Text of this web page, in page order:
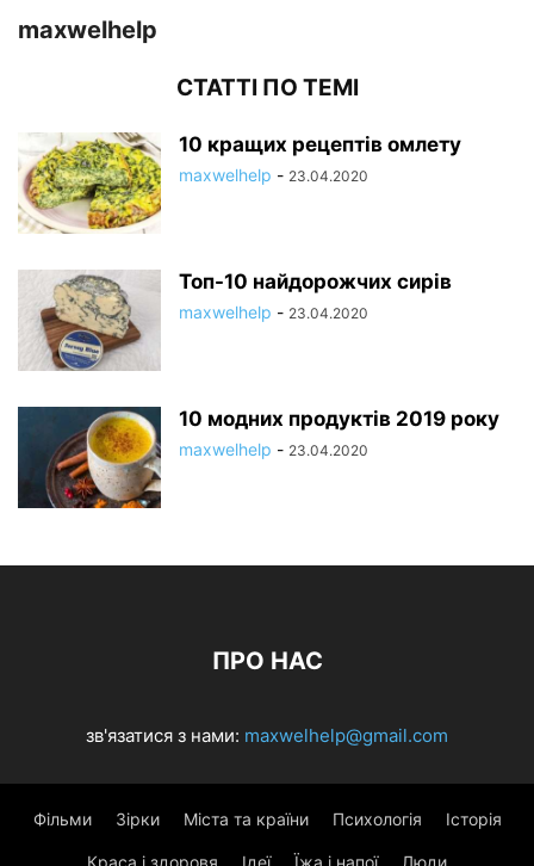
maxwelhelp
СТАТТІ ПО ТЕМІ
10 кращих рецептів омлету
maxwelhelp - 23.04.2020
Топ-10 найдорожчих сирів
maxwelhelp - 23.04.2020
10 модних продуктів 2019 року
maxwelhelp - 23.04.2020
ПРО НАС
зв'язатися з нами: maxwelhelp@gmail.com
Фільми Зірки Міста та країни Психологія Історія
Краса і здоровя Ідеї Їжа і напої Люди